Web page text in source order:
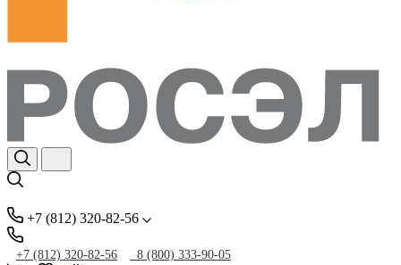
+7 (812) 320-82-56
+7 (812) 320-82-56 8 (800) 333-90-05